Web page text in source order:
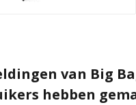
van Big
hebben